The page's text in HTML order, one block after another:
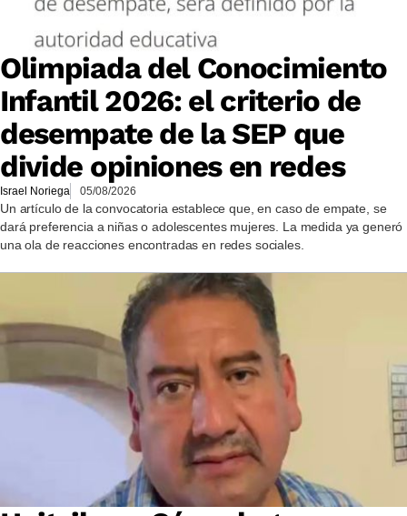
Olimpiada del Conocimiento
Infantil 2026: el criterio de
desempate de la SEP que
divide opiniones en redes
Israel Noriega 05/08/2026
Un artículo de la convocatoria establece que, en caso de empate, se
dará preferencia a niñas o adolescentes mujeres. La medida ya generó
una ola de reacciones encontradas en redes sociales.